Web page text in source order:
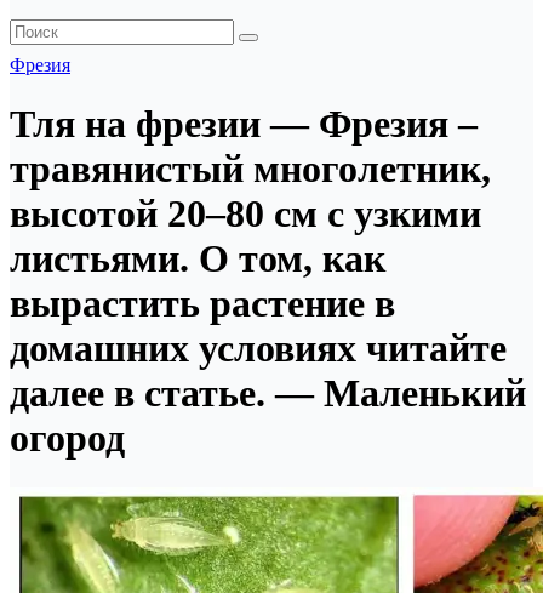
Фрезия
Тля на фрезии — Фрезия –
травянистый многолетник,
высотой 20–80 см с узкими
листьями. О том, как
вырастить растение в
домашних условиях читайте
далее в статье. — Маленький
огород